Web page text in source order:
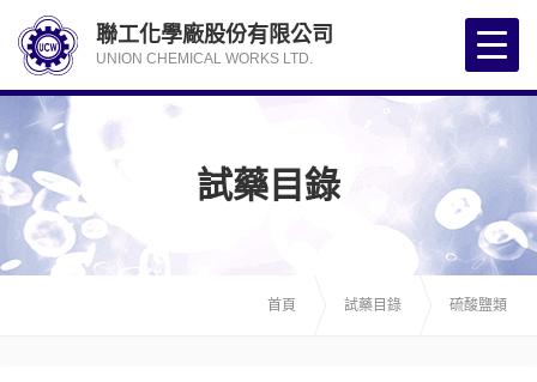
試藥目錄
首頁 試藥目錄 硫酸鹽類
聯工化學廠股份有限公司
UNION CHEMICAL WORKS LTD.